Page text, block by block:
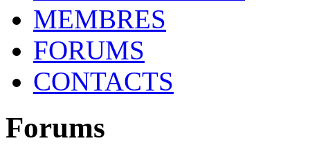
MEMBRES
FORUMS
CONTACTS
Forums